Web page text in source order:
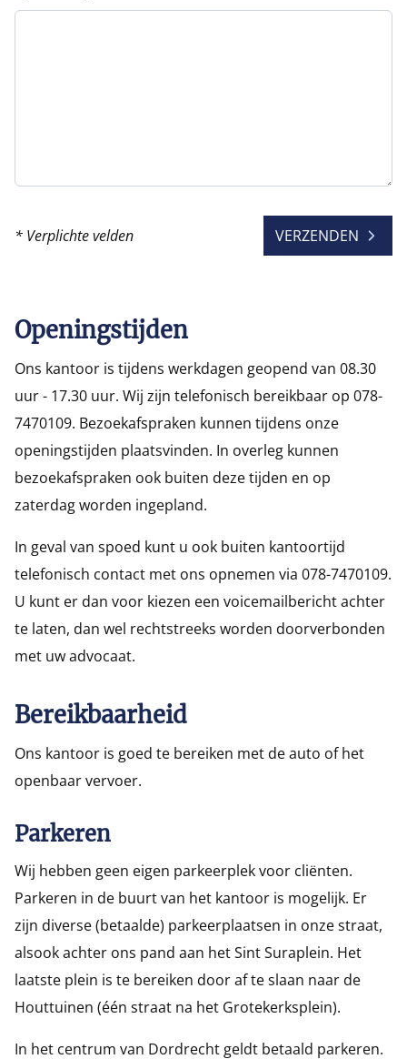
Over ons
Specialisaties
* Verplichte velden VERZENDEN
Openingstijden
Ons kantoor is tijdens werkdagen geopend van 08.30
uur - 17.30 uur. Wij zijn telefonisch bereikbaar op 078-
7470109. Bezoekafspraken kunnen tijdens onze
openingstijden plaatsvinden. In overleg kunnen
bezoekafspraken ook buiten deze tijden en op
zaterdag worden ingepland.
In geval van spoed kunt u ook buiten kantoortijd
telefonisch contact met ons opnemen via 078-7470109.
U kunt er dan voor kiezen een voicemailbericht achter
te laten, dan wel rechtstreeks worden doorverbonden
met uw advocaat.
Bereikbaarheid
Ons kantoor is goed te bereiken met de auto of het
openbaar vervoer.
Parkeren
Wij hebben geen eigen parkeerplek voor cliënten.
Parkeren in de buurt van het kantoor is mogelijk. Er
zijn diverse (betaalde) parkeerplaatsen in onze straat,
alsook achter ons pand aan het Sint Suraplein. Het
laatste plein is te bereiken door af te slaan naar de
Houttuinen (één straat na het Grotekerksplein).
In het centrum van Dordrecht geldt betaald parkeren.